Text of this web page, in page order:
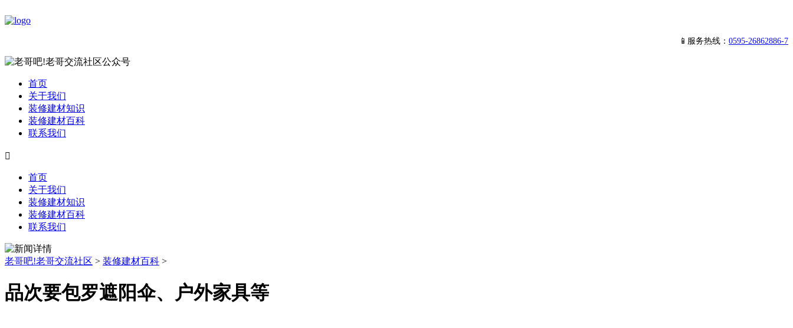
📱服务热线： 0595-26862886-7
首页
关于我们
装修建材知识
装修建材百科
联系我们

首页
关于我们
装修建材知识
装修建材百科
联系我们
老哥吧!老哥交流社区 > 装修建材百科 >
品次要包罗遮阳伞、户外家具等